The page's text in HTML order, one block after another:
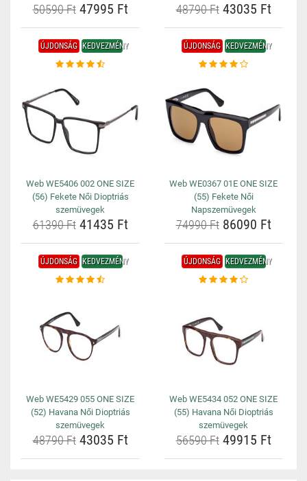
50590 Ft47995 Ft 48790 Ft43035 Ft
ÚJDONSÁG KEDVEZMÉNY
Web WE5406 002 ONE SIZE
(56) Fekete Női Dioptriás
szemüvegek
61390 Ft41435 Ft
ÚJDONSÁG KEDVEZMÉNY
Web WE0367 01E ONE SIZE
(55) Fekete Női
Napszemüvegek
74990 Ft86090 Ft
ÚJDONSÁG KEDVEZMÉNY
Web WE5429 055 ONE SIZE
(52) Havana Női Dioptriás
szemüvegek
48790 Ft43035 Ft
ÚJDONSÁG KEDVEZMÉNY
Web WE5434 052 ONE SIZE
(55) Havana Női Dioptriás
szemüvegek
56590 Ft49915 Ft